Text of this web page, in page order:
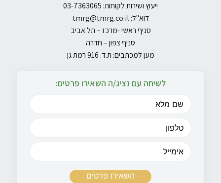
ייעוץ ושירות לקוחות: 03-7363065
דוא"ל: tmrg@tmrg.co.il
סניף ראשי -מרכז – תל אביב
סניף צפון – חדרה
מען למכתבים: ת.ד. 916 רמת גן
לשיחה עם נציג/ה השאירו פרטים: